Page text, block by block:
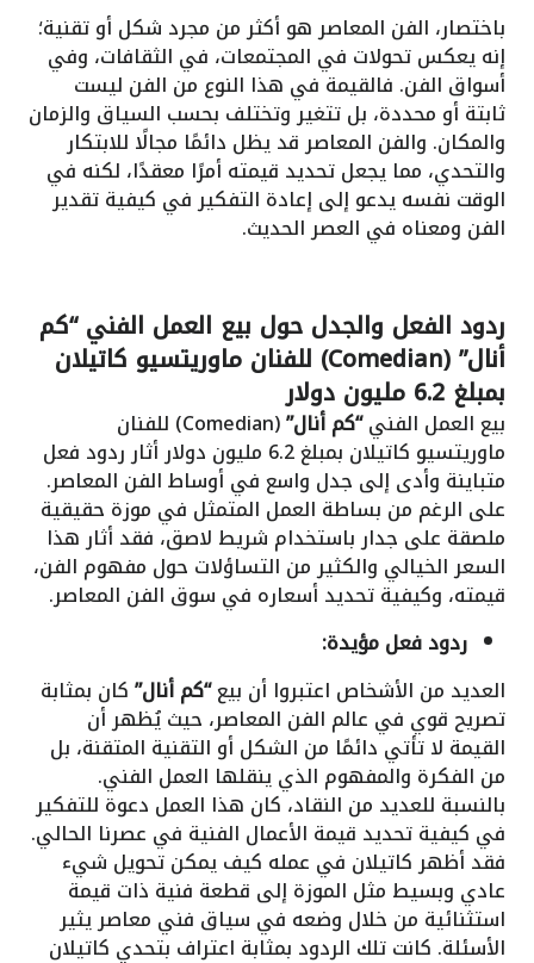
باختصار، الفن المعاصر هو أكثر من مجرد شكل أو تقنية؛
إنه يعكس تحولات في المجتمعات، في الثقافات، وفي
أسواق الفن. فالقيمة في هذا النوع من الفن ليست
ثابتة أو محددة، بل تتغير وتختلف بحسب السياق والزمان
والمكان. والفن المعاصر قد يظل دائمًا مجالًا للابتكار
والتحدي، مما يجعل تحديد قيمته أمرًا معقدًا، لكنه في
الوقت نفسه يدعو إلى إعادة التفكير في كيفية تقدير
الفن ومعناه في العصر الحديث.
ردود الفعل والجدل حول بيع العمل الفني “كم
أنال” (Comedian) للفنان ماوريتسيو كاتيلان
بمبلغ 6.2 مليون دولار
بيع العمل الفني“كم أنال” (Comedian) للفنان
ماوريتسيو كاتيلان بمبلغ 6.2 مليون دولار أثار ردود فعل
متباينة وأدى إلى جدل واسع في أوساط الفن المعاصر.
على الرغم من بساطة العمل المتمثل في موزة حقيقية
ملصقة على جدار باستخدام شريط لاصق، فقد أثار هذا
السعر الخيالي والكثير من التساؤلات حول مفهوم الفن،
قيمته، وكيفية تحديد أسعاره في سوق الفن المعاصر.
ردود فعل مؤيدة:
العديد من الأشخاص اعتبروا أن بيع“كم أنال”كان بمثابة
تصريح قوي في عالم الفن المعاصر، حيث يُظهر أن
القيمة لا تأتي دائمًا من الشكل أو التقنية المتقنة، بل
من الفكرة والمفهوم الذي ينقلها العمل الفني.
بالنسبة للعديد من النقاد، كان هذا العمل دعوة للتفكير
في كيفية تحديد قيمة الأعمال الفنية في عصرنا الحالي.
فقد أظهر كاتيلان في عمله كيف يمكن تحويل شيء
عادي وبسيط مثل الموزة إلى قطعة فنية ذات قيمة
استثنائية من خلال وضعه في سياق فني معاصر يثير
الأسئلة. كانت تلك الردود بمثابة اعتراف بتحدي كاتيلان